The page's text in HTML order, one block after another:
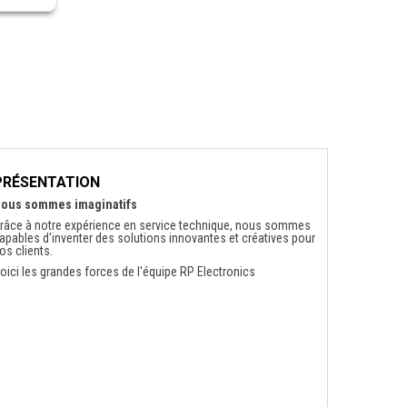
sommes imaginatifs
à notre expérience en service technique, nous sommes
d'inventer des solutions innovantes et créatives pour
clients.
les grandes forces de l'équipe RP Electronics